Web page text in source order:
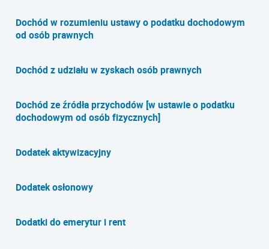
Dochód w rozumieniu ustawy o podatku dochodowym
od osób prawnych
Dochód z udziału w zyskach osób prawnych
Dochód ze źródła przychodów [w ustawie o podatku
dochodowym od osób fizycznych]
Dodatek aktywizacyjny
Dodatek osłonowy
Dodatki do emerytur i rent